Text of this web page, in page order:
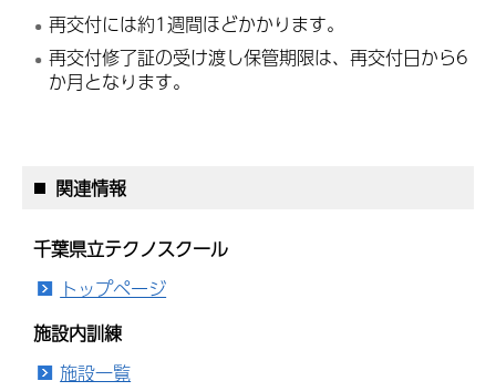
再交付には約1週間ほどかかります。
再交付修了証の受け渡し保管期限は、再交付日から6
か月となります。
関連情報
千葉県立テクノスクール
トップページ
施設内訓練
施設一覧